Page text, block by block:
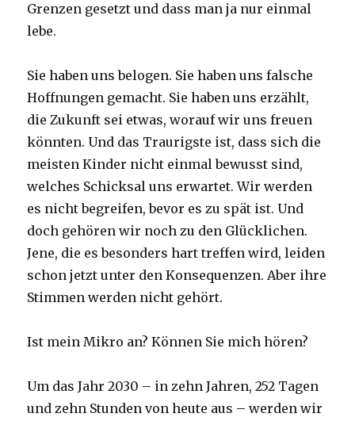
Grenzen gesetzt und dass man ja nur einmal
lebe.
Sie haben uns belogen. Sie haben uns falsche
Hoffnungen gemacht. Sie haben uns erzählt,
die Zukunft sei etwas, worauf wir uns freuen
könnten. Und das Traurigste ist, dass sich die
meisten Kinder nicht einmal bewusst sind,
welches Schicksal uns erwartet. Wir werden
es nicht begreifen, bevor es zu spät ist. Und
doch gehören wir noch zu den Glücklichen.
Jene, die es besonders hart treffen wird, leiden
schon jetzt unter den Konsequenzen. Aber ihre
Stimmen werden nicht gehört.
Ist mein Mikro an? Können Sie mich hören?
Um das Jahr 2030 – in zehn Jahren, 252 Tagen
und zehn Stunden von heute aus – werden wir